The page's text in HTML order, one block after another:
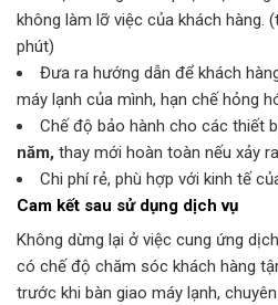
không làm lỡ việc của khách hàng.
phút)
Đưa ra hướng dẫn để khách
máy lạnh của mình, hạn chế hỏng
Chế độ bảo hành cho các thiết
năm, thay mới hoàn toàn nếu xảy
Chi phí rẻ, phù hợp với kinh tế
Cam kết sau sử dụng dịch vụ
Không dừng lại ở việc cung ứng
có chế độ chăm sóc khách hàng
trước khi bàn giao máy lạnh,